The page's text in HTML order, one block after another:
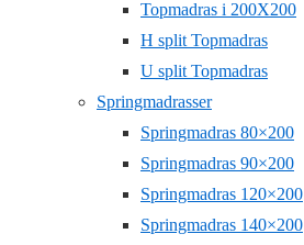
Topmadras i 200X200
H split Topmadras
U split Topmadras
Springmadrasser
Springmadras 80×200
Springmadras 90×200
Springmadras 120×200
Springmadras 140×200